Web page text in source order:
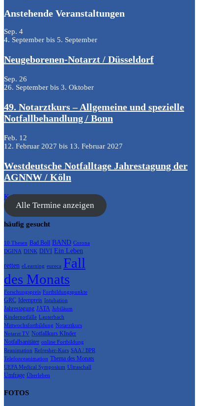
Anstehende Veranstaltungen
Sep. 4
4. September bis 5. September
Neugeborenen-Notarzt / Düsseldorf
Sep. 26
26. September bis 3. Oktober
49. Notarztkurs – Allgemeine und spezielle
Notfallbehandlung / Bonn
Feb. 12
12. Februar 2027 bis 13. Februar 2027
Westdeutsche Notfalltage Jahrestagung der
AGNNW / Köln
Kalender anzeigen
Alle Termine anzeigen
häufig gesucht
10 Thesen Bad Boll BAND Corona
DGINA DINK DIVI
Ein Leben
retten eLearning eureca Fall
des Monats
Forschungspreis Fortbildungspunkte
GRC Ideenpreis Intubation
Jahrestagung JATA Jubiläum
Kindernotfälle Lauterbach
Mittwochsfortbildung Notarztkurs
Notarzt TV
Notfallkurs KInder
Notfallsanitäter online Fortbildung
Reanimation
Refresher-Kurs SAA / BPR
Telefonreanimation Thema des Monats
UEFA Medical Symposium Ultraschall
Umfrage Überleben
FOTOS